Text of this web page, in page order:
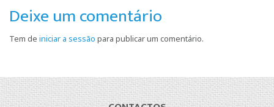
Deixe um comentário
Tem de iniciar a sessão para publicar um comentário.